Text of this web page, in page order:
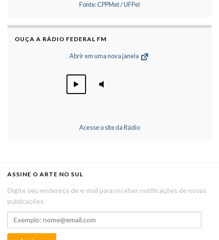
Fonte: CPPMet / UFPel
OUÇA A RÁDIO FEDERAL FM
Abrir em uma nova janela
Acesse o site da Rádio
ASSINE O ARTE NO SUL
Digite seu endereço de e-mail para receber notificações de novas
publicações.
Exemplo: nome@email.com